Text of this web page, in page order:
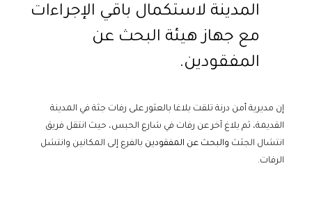
المدينة لاستكمال باقي الإجراءات
مع جهاز هيئة البحث عن
المفقودين.
إن مديرية أمن درنة تلقت بلاغا بالعثور على رفات جثة في المدينة
القديمة، ثم بلاغ آخر عن رفات في شارع الحبس، حيث انتقل فريق
انتشال الجثث والبحث عن المفقودين بالفرع إلى المكانين وانتشل
الرفات.